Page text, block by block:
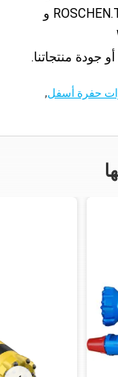
في غضون 24 ساعة من خلال سكايب: ROSCHEN.TOOL و
جودة منتجاتنا.
حفرة أسفل,